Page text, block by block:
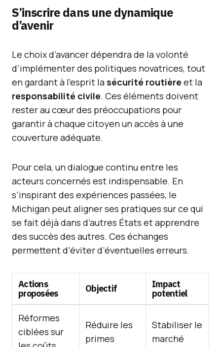
S’inscrire dans une dynamique
d’avenir
Le choix d’avancer dépendra de la volonté
d’implémenter des politiques novatrices, tout
en gardant à l’esprit la sécurité routière et la
responsabilité civile. Ces éléments doivent
rester au cœur des préoccupations pour
garantir à chaque citoyen un accès à une
couverture adéquate.
Pour cela, un dialogue continu entre les
acteurs concernés est indispensable. En
s’inspirant des expériences passées, le
Michigan peut aligner ses pratiques sur ce qui
se fait déjà dans d’autres États et apprendre
des succès des autres. Ces échanges
permettent d’éviter d’éventuelles erreurs.
Actions
proposées
Objectif
Impact
potentiel
Réformes
ciblées sur
Réduire les
primes
Stabiliser le
marché